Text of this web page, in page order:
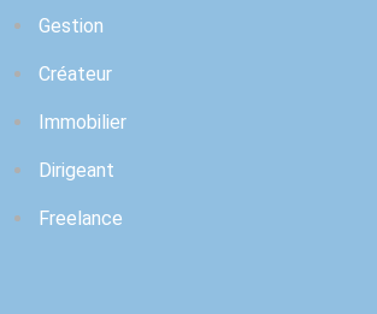
Gestion
Créateur
Immobilier
Dirigeant
Freelance